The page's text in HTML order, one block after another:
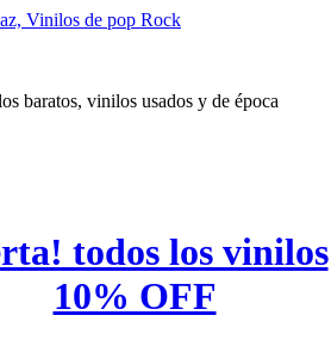
baratos, vinilos usados y de época
todos los vinilos
10% OFF